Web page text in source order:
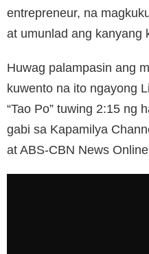
entrepreneur, na
at umunlad ang kanyang
Huwag palampasin ang
kuwento na ito ngayong
“Tao Po” tuwing 2:15 ng
gabi sa Kapamilya
at ABS-CBN News